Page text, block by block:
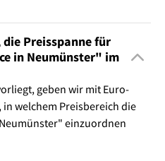
Preisspanne für
in Neumünster" im
geben wir mit Euro-
welchem Preisbereich die
einzuordnen